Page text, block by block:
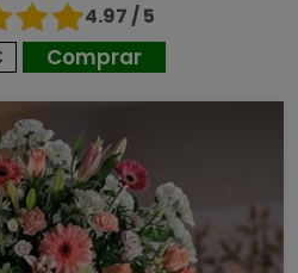
4.97 / 5
Comprar